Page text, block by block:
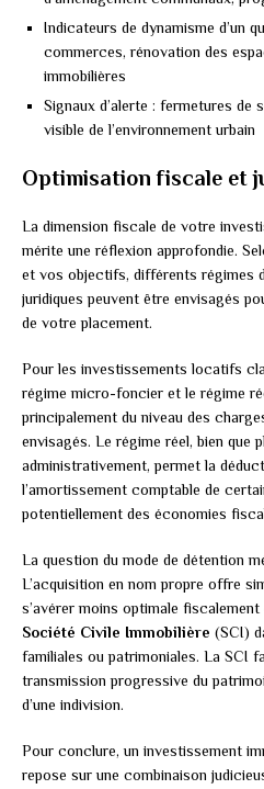
Indicateurs de dynamisme d’un
commerces, rénovation des
immobilières
Signaux d’alerte : fermetures de
visible de l’environnement urbain
Optimisation fiscale et
La dimension fiscale de votre
mérite une réflexion approfondie.
et vos objectifs, différents régimes
juridiques peuvent être envisagés
de votre placement.
Pour les investissements locatifs
régime micro-foncier et le régime
principalement du niveau des
envisagés. Le régime réel, bien que
administrativement, permet la
l’amortissement comptable de
potentiellement des économies
La question du mode de détention
L’acquisition en nom propre offre
s’avérer moins optimale fiscalement
Société Civile Immobilière (SCI)
familiales ou patrimoniales. La SCI
transmission progressive du
d’une indivision.
Pour conclure, un investissement
repose sur une combinaison